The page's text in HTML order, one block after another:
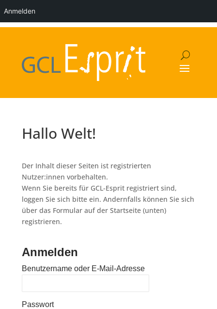
Hallo Welt!
Der Inhalt dieser Seiten ist registrierten
Nutzer:innen vorbehalten.
Wenn Sie bereits für GCL-Esprit registriert sind,
loggen Sie sich bitte ein. Andernfalls können Sie sich
über das Formular auf der Startseite (unten)
registrieren.
Anmelden
Benutzername oder E-Mail-Adresse
Passwort
Anmelden